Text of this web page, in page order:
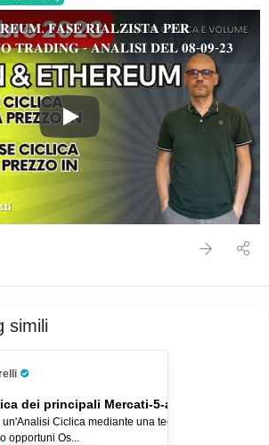
𝐅𝐀𝐒𝐄 𝐑𝐈𝐀𝐋𝐙𝐈𝐒𝐓𝐀 𝐏𝐄𝐑
- 𝐀𝐍𝐀𝐋𝐈𝐒𝐈 𝐃𝐄𝐋 𝟎𝟖-𝟎𝟗-𝟐𝟑
𝐁𝐈𝐓𝐂𝐎𝐈𝐍 & 𝐄𝐓𝐇𝐄𝐑𝐄𝐔𝐌.
simili
dei principali Mercati-5-ago-26
Ciclica mediante una tecnica
opportuni Os...